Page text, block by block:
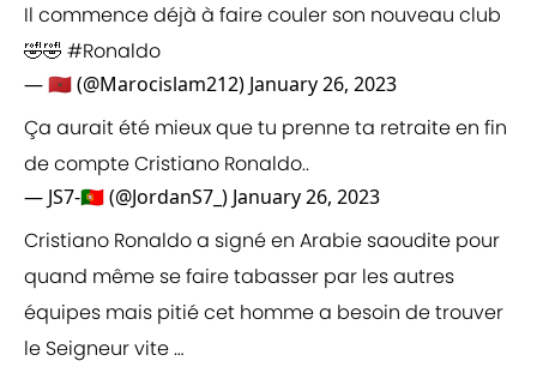
Il commence déjà à faire couler son nouveau club
🤣🤣 #Ronaldo
— 🇲🇦 (@Marocislam212) January 26, 2023
Ça aurait été mieux que tu prenne ta retraite en fin
de compte Cristiano Ronaldo..
— JS7-🇵🇹 (@JordanS7_) January 26, 2023
Cristiano Ronaldo a signé en Arabie saoudite pour
quand même se faire tabasser par les autres
équipes mais pitié cet homme a besoin de trouver
le Seigneur vite …